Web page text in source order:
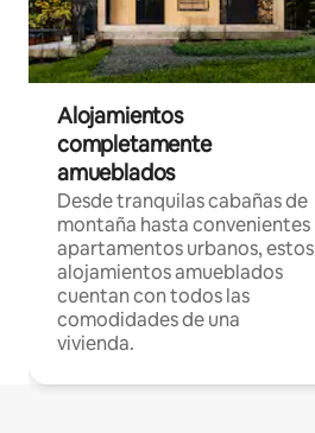
Alojamientos
completamente
amueblados
Desde tranquilas cabañas de
montaña hasta convenientes
apartamentos urbanos, estos
alojamientos amueblados
cuentan con todos las
comodidades de una
vivienda.